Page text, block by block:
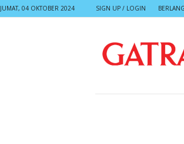
JUMAT, 04 OKTOBER 2024 SIGN UP / LOGIN